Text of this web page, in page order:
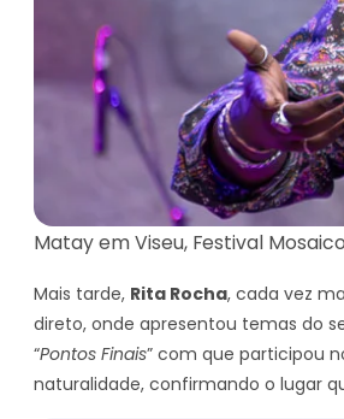
Matay em Viseu, Festival
Mais tarde, Rita Rocha, cada vez
direto, onde apresentou temas do
“Pontos Finais” com que participou
naturalidade, confirmando o lugar